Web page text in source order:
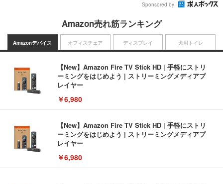
Sponsored by
Amazon売れ筋ランキング
Amazonデバイス
【New】Amazon Fire TV Stick HD | 手軽にストリ
ーミングをはじめよう | ストリーミングメディアプ
レイヤー
￥6,980
【New】Amazon Fire TV Stick HD | 手軽にストリ
ーミングをはじめよう | ストリーミングメディアプ
レイヤー
￥6,980
オフィスチェア ディスプレイ 犬用トイレ